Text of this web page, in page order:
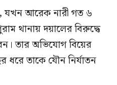
যখন আরেক নারী গত ৬
থানায় দয়ালের বিরুদ্ধে
তার অভিযোগ বিয়ের
ধরে তাকে যৌন নির্যাতন